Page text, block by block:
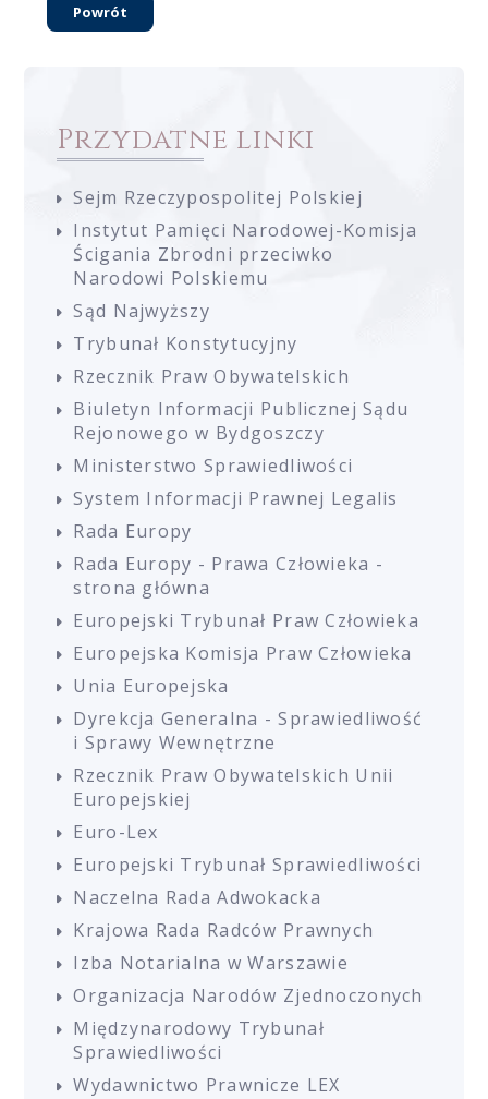
Powrót
Przydatne linki
Sejm Rzeczypospolitej Polskiej
Instytut Pamięci Narodowej-Komisja
Ścigania Zbrodni przeciwko
Narodowi Polskiemu
Sąd Najwyższy
Trybunał Konstytucyjny
Rzecznik Praw Obywatelskich
Biuletyn Informacji Publicznej Sądu
Rejonowego w Bydgoszczy
Ministerstwo Sprawiedliwości
System Informacji Prawnej Legalis
Rada Europy
Rada Europy - Prawa Człowieka -
strona główna
Europejski Trybunał Praw Człowieka
Europejska Komisja Praw Człowieka
Unia Europejska
Dyrekcja Generalna - Sprawiedliwość
i Sprawy Wewnętrzne
Rzecznik Praw Obywatelskich Unii
Europejskiej
Euro-Lex
Europejski Trybunał Sprawiedliwości
Naczelna Rada Adwokacka
Krajowa Rada Radców Prawnych
Izba Notarialna w Warszawie
Organizacja Narodów Zjednoczonych
Międzynarodowy Trybunał
Sprawiedliwości
Wydawnictwo Prawnicze LEX